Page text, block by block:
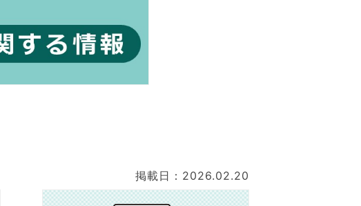
掲載日：2026.02.20